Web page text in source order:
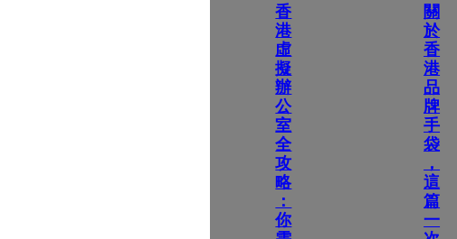
香
港
虛
擬
辦
公
室
全
攻
略
：
你
關
於
香
港
品
牌
手
袋
，
這
篇
一